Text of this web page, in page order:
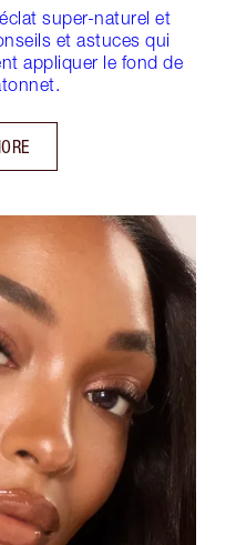
super-naturel et
et astuces qui
appliquer le fond de